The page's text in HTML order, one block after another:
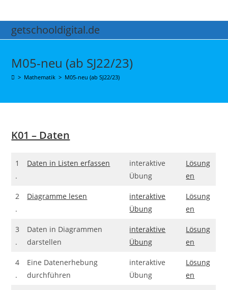
Inhalt
springen
getschooldigital.de
M05-neu (ab SJ22/23)
> Mathematik > M05-neu (ab SJ22/23)
K01 – Daten
1
.
Daten in Listen erfassen
interaktive
Übung
Lösung
en
2
.
Diagramme lesen
interaktive
Übung
Lösung
en
3
.
Daten in Diagrammen
darstellen
interaktive
Übung
Lösung
en
4
.
Eine Datenerhebung
durchführen
interaktive
Übung
Lösung
en